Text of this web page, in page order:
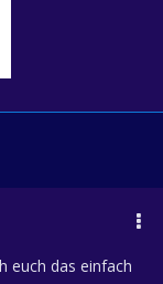
euch das einfach